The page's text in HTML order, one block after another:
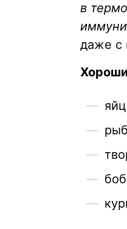
в
даже с